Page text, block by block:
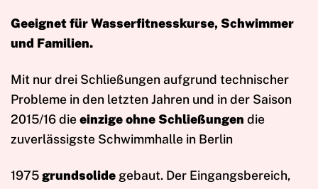
Geeignet für Wasserfitnesskurse, Schwimmer
und Familien.
Mit nur drei Schließungen aufgrund technischer
Probleme in den letzten Jahren und in der Saison
2015/16 dieeinzige ohne Schließungen die
zuverlässigste Schwimmhalle in Berlin
1975grundsolide gebaut. Der Eingangsbereich,